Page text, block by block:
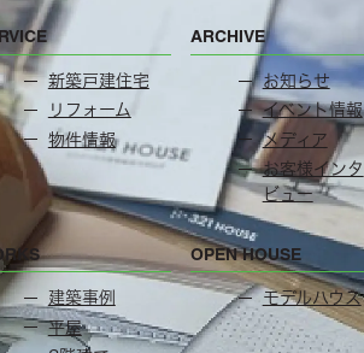
新築戸建住宅
リフォーム
物件情報
ARCHIVE
お知らせ
イベント情報
メディア
お客様インタ
ビュー
建築事例
平屋
OPEN HOUSE
モデルハウス